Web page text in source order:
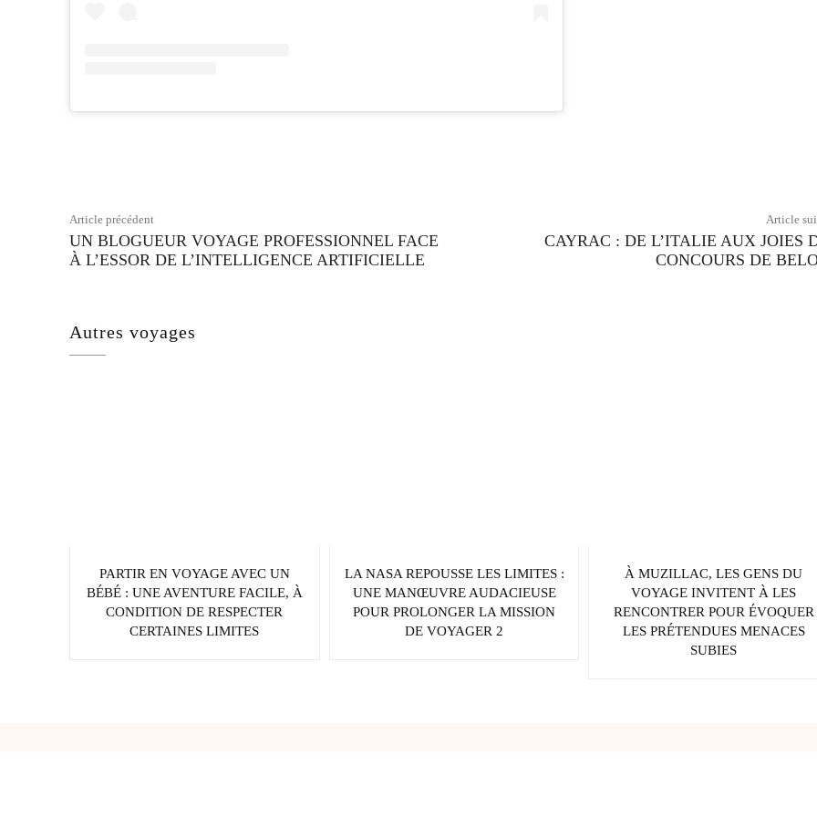
Article précédent
UN BLOGUEUR VOYAGE PROFESSIONNEL FACE
À L’ESSOR DE L’INTELLIGENCE ARTIFICIELLE
Article
CAYRAC : DE L’ITALIE AUX JOIES
CONCOURS DE
Autres voyages
PARTIR EN VOYAGE AVEC UN
BÉBÉ : UNE AVENTURE FACILE, À
CONDITION DE RESPECTER
CERTAINES LIMITES
LA NASA REPOUSSE LES LIMITES :
UNE MANŒUVRE AUDACIEUSE
POUR PROLONGER LA MISSION
DE VOYAGER 2
À MUZILLAC, LES GENS DU
VOYAGE INVITENT À LES
RENCONTRER POUR ÉVOQUER
LES PRÉTENDUES MENACES
SUBIES